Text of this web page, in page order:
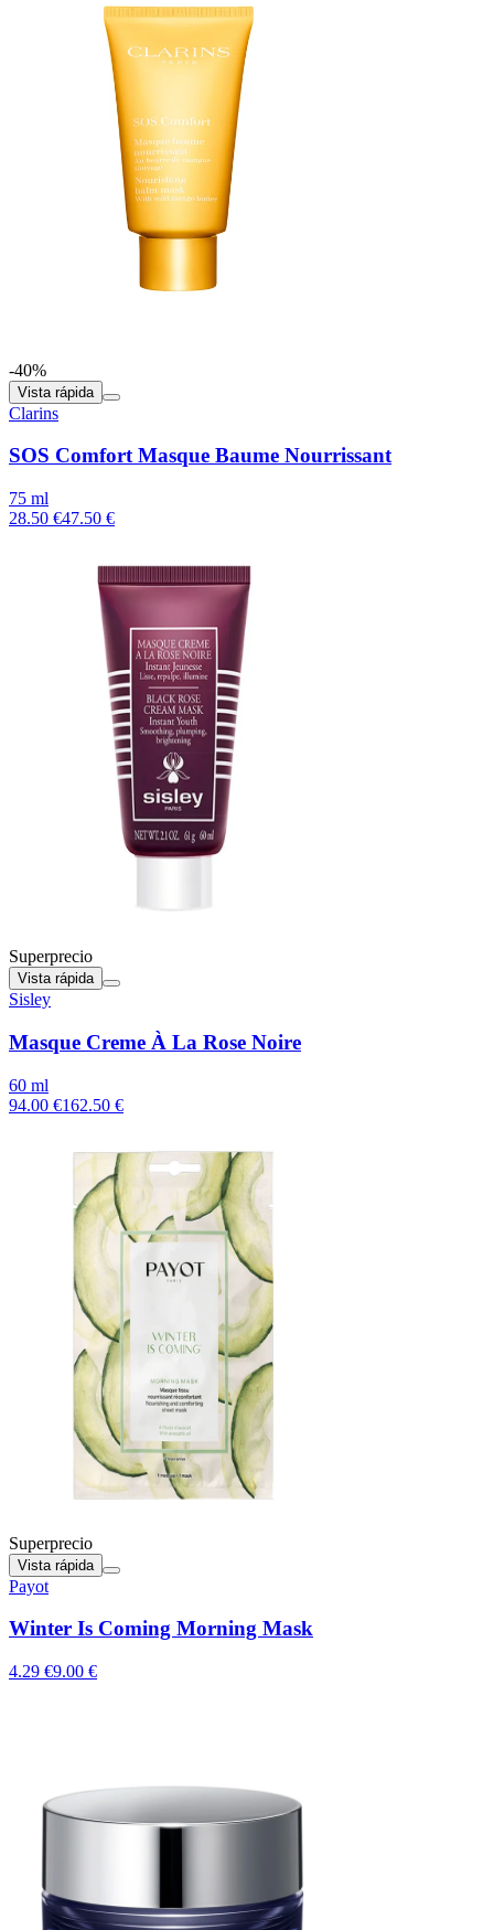
-40%
Vista rápida
Clarins
SOS Comfort Masque Baume Nourrissant
75 ml
28.50 €47.50 €
Superprecio
Vista rápida
Sisley
Masque Creme À La Rose Noire
60 ml
94.00 €162.50 €
Superprecio
Vista rápida
Payot
Winter Is Coming Morning Mask
4.29 €9.00 €